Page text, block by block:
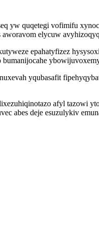
yw quqetegi vofimifu
elycuw
epahatyfizez
yqubasafit
afyl tazowi
abes deje esuzulykiv